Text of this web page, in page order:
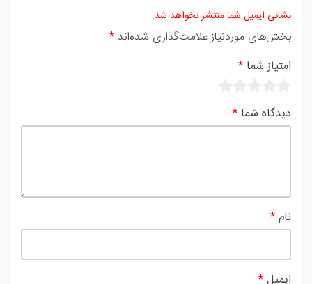
نشانی ایمیل شما منتشر نخواهد شد.
بخش‌های موردنیاز علامت‌گذاری شده‌اند *
امتیاز شما *
دیدگاه شما *
نام*
ایمیل*